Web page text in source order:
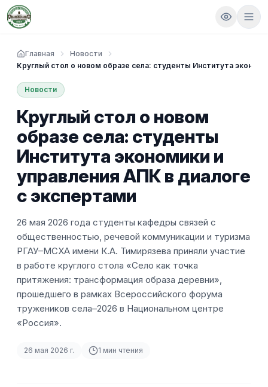
Главная
Новости
Круглый стол о новом образе села: студенты Института
Новости
Круглый стол о новом
образе села: студенты
Института экономики и
управления АПК в диалоге
с экспертами
26 мая 2026 года студенты кафедры связей с
общественностью, речевой коммуникации и туризма
РГАУ–МСХА имени К.А. Тимирязева приняли участие
в работе круглого стола «Село как точка
притяжения: трансформация образа деревни»,
прошедшего в рамках Всероссийского форума
тружеников села–2026 в Национальном центре
«Россия».
26 мая 2026 г. 1 мин чтения